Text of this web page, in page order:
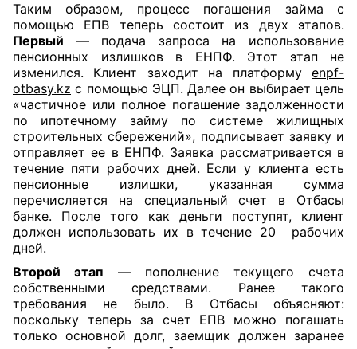
Таким образом, процесс погашения займа с
помощью ЕПВ теперь состоит из двух этапов.
Первый — подача запроса на использование
пенсионных излишков в ЕНПФ. Этот этап не
изменился. Клиент заходит на платформу enpf-
otbasy.kz с помощью ЭЦП. Далее он выбирает цель
«частичное или полное погашение задолженности
по ипотечному займу по системе жилищных
строительных сбережений», подписывает заявку и
отправляет ее в ЕНПФ. Заявка рассматривается в
течение пяти рабочих дней. Если у клиента есть
пенсионные излишки, указанная сумма
перечисляется на специальный счет в Отбасы
банке. После того как деньги поступят, клиент
должен использовать их в течение 20 рабочих
дней.
Второй этап — пополнение текущего счета
собственными средствами. Ранее такого
требования не было. В Отбасы объясняют:
поскольку теперь за счет ЕПВ можно погашать
только основной долг, заемщик должен заранее